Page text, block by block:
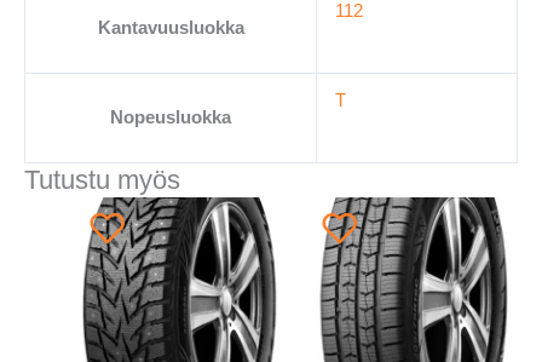
Kantavuusluokka
112
Nopeusluokka
T
Tutustu myös